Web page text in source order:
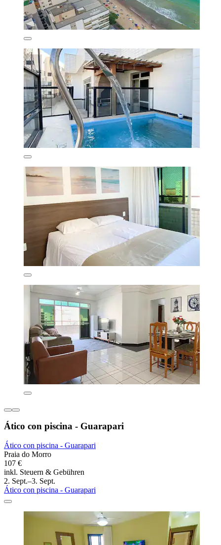
Ático con piscina - Guarapari
Ático con piscina - Guarapari
Praia do Morro
107 €
inkl. Steuern & Gebühren
2. Sept.–3. Sept.
Ático con piscina - Guarapari